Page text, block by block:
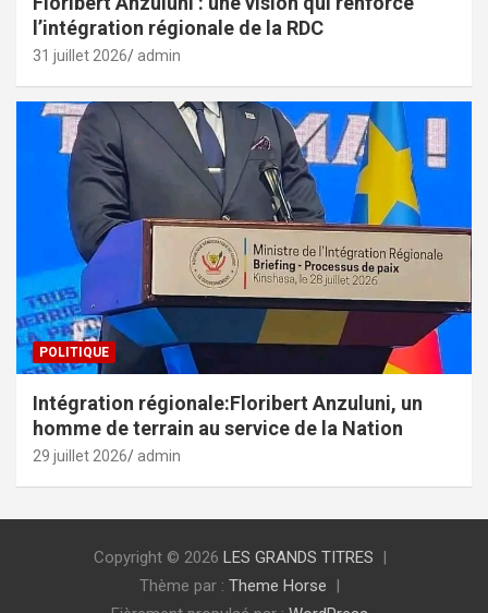
l’intégration régionale de la RDC
31 juillet 2026 admin
POLITIQUE
Intégration régionale:Floribert Anzuluni, un
homme de terrain au service de la Nation
29 juillet 2026 admin
Copyright © 2026 LES GRANDS TITRES
Thème par : Theme Horse